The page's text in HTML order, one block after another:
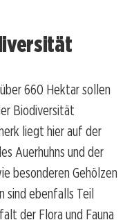
660 Hektar sollen
Biodiversität
liegt hier auf der
Auerhuhns und der
besonderen Gehölzen
sind ebenfalls Teil
der Flora und Fauna